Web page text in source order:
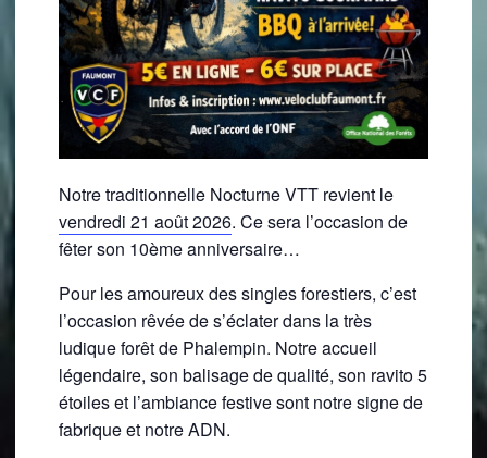
Notre traditionnelle Nocturne VTT revient le
vendredi 21 août 2026. Ce sera l’occasion de
fêter son 10ème anniversaire…
Pour les amoureux des singles forestiers, c’est
l’occasion rêvée de s’éclater dans la très
ludique forêt de Phalempin. Notre accueil
légendaire, son balisage de qualité, son ravito 5
étoiles et l’ambiance festive sont notre signe de
fabrique et notre ADN.